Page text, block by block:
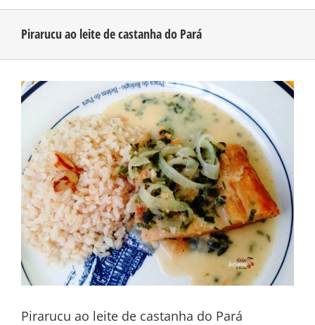
PUBLICIDADE
CONTATO
Pirarucu ao leite de castanha do Pará
View
Larger
Pirarucu ao leite de castanha do Pará